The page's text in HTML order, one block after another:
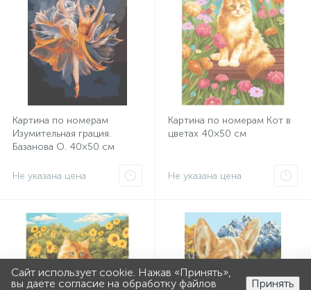
0 0
Картина по номерам
Изумительная грация.
Базанова О. 40×50 см
Не указана цена
Картина по номерам Кот в
цветах 40×50 см
Не указана цена
Сайт использует cookie. Нажав «Принять»,
вы даете согласие на обработку файлов
Принять